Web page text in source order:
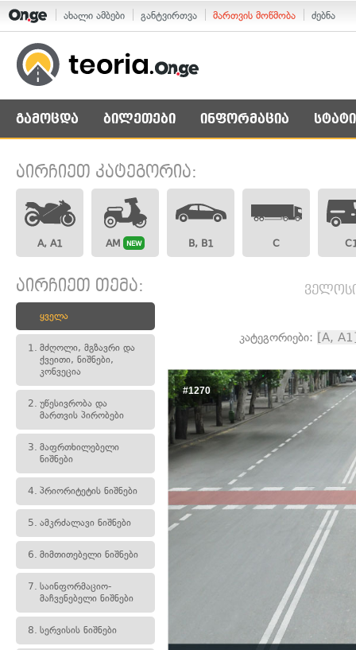
ახალი ამბები განტვირთვა მართვის მოწმობა ძებნა
გამოცდა ბილეთები ინფორმაცია
აირჩიეთ კატეგორია:
A, A1 AM NEW B, B1 C
აირჩიეთ თემა:
ყველა
1. მძღოლი, მგზავრი და
ქვეითი, ნიშნები,
კონვეცია
2. უწესივრობა და
მართვის პირობები
3. მაფრთხილებელი
ნიშნები
4. პრიორიტეტის ნიშნები
5. ამკრძალავი ნიშნები
6. მიმთითებელი ნიშნები
7. საინფორმაციო-
მაჩვენებელი ნიშნები
8. სერვისის ნიშნები
კატეგორიები: [A,
#1270